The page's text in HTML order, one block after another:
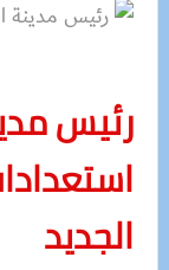
رئيس
الجديد